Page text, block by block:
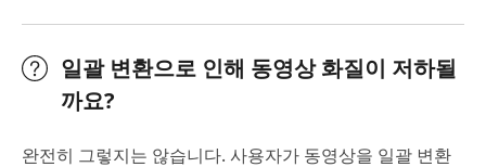
일괄 변환으로 인해 동영상 화질이 저하될
까요?
완전히 그렇지는 않습니다. 사용자가 동영상을 일괄 변환